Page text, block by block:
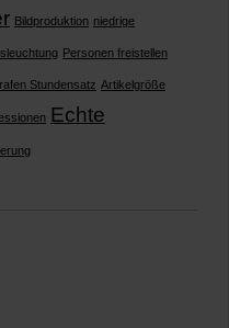
Bildproduktion niedrige
Personen freistellen
Stundensatz Artikelgröße
Echte